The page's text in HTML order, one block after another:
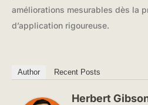
améliorations mesurables dès la
d’application rigoureuse.
Author Recent Posts
Herbert